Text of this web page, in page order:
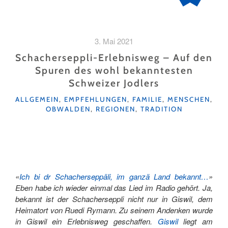
3. Mai 2021
Schacherseppli-Erlebnisweg – Auf den
Spuren des wohl bekanntesten
Schweizer Jodlers
KATEGORIEN
ALLGEMEIN, EMPFEHLUNGEN, FAMILIE, MENSCHEN,
OBWALDEN, REGIONEN, TRADITION
«Ich bi dr Schacherseppäli, im ganzä Land bekannt…»
Eben habe ich wieder einmal das Lied im Radio gehört. Ja,
bekannt ist der Schacherseppli nicht nur in Giswil, dem
Heimatort von Ruedi Rymann. Zu seinem Andenken wurde
in Giswil ein Erlebnisweg geschaffen. Giswilliegt am